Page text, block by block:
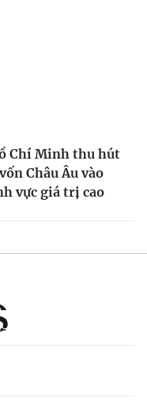
Chí Minh thu hút
Châu Âu vào
vực giá trị cao